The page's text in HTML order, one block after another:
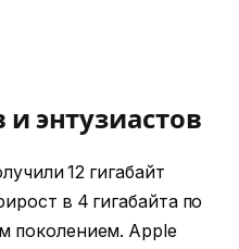
энтузиастов
12 гигабайт
в 4 гигабайта по
поколением. Apple